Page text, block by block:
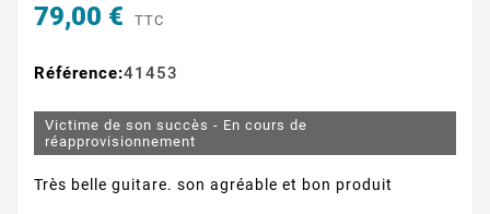
79,00 € TTC
Référence:41453
Victime de son succès - En cours de
réapprovisionnement
Très belle guitare. son agréable et bon produit